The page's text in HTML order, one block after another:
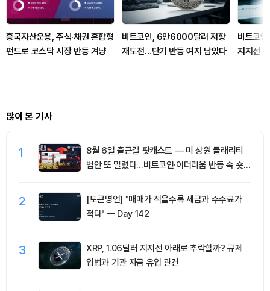
흥국자산운용, 주식·채권 혼합형
펀드로 코스닥 시장 반등 겨냥
비트코인, 6만6000달러 저항
재도전…단기 반등 여지 남았다
비트코
지지선
많이 본 기사
1
8월 6일 출근길 팟캐스트 — 미 상원 클래리티
법안 또 밀렸다…비트코인·이더리움 반등 속 숏
2
[토큰명언] "매매가 적을수록 세금과 수수료가
적다" ㅡ Day 142
3
XRP, 1.06달러 지지선 아래로 추락할까? 규제
입법과 기관 자금 유입 관건